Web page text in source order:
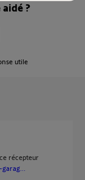
?
utile
récepteur